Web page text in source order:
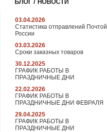
БЛОГ / НОВОСТИ
03.04.2026
Статистика отправлений Почтой
России
03.03.2026
Сроки заказных товаров
30.12.2025
ГРАФИК РАБОТЫ В
ПРАЗДНИЧНЫЕ ДНИ
22.02.2026
ГРАФИК РАБОТЫ В
ПРАЗДНИЧНЫЕ ДНИ ФЕВРАЛЯ
29.04.2025
ГРАФИК РАБОТЫ В
ПРАЗДНИЧНЫЕ ДНИ